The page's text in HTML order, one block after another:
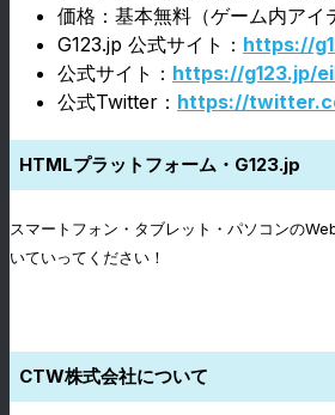
価格：基本無料（ゲーム内アイ
G123.jp 公式サイト： https://
公式サイト： https://g123.jp/
公式Twitter： https://
HTMLプラットフォーム・ G123.jp
スマートフォン・タブレット・パソコンの
いていってください！
CTW株式会社について